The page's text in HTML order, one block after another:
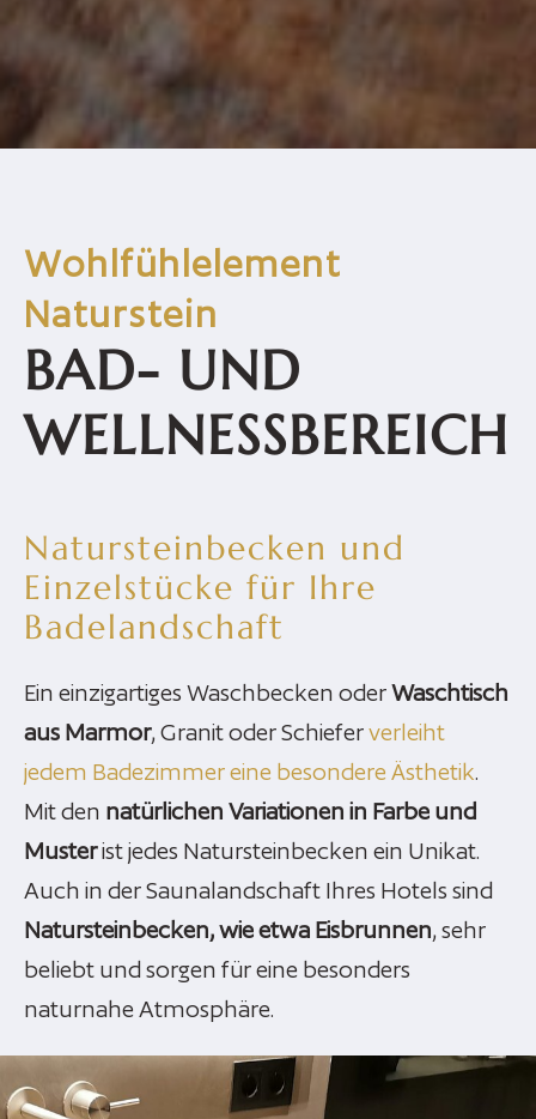
Wohlfühlelement
Naturstein
BAD- UND
WELLNESSBEREICH
Natursteinbecken und
Einzelstücke für Ihre
Badelandschaft
Ein einzigartiges Waschbecken oderWaschtisch
aus Marmor, Granit oder Schieferverleiht
jedem Badezimmer eine besondere Ästhetik.
Mit den natürlichen Variationen in Farbe und
Musterist jedes Natursteinbecken ein Unikat.
Auch in der Saunalandschaft Ihres Hotels sind
Natursteinbecken, wie etwa Eisbrunnen, sehr
beliebt und sorgen für eine besonders
naturnahe Atmosphäre.